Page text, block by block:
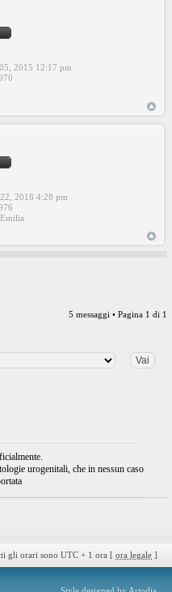
2015 12:17 pm
2018 4:28 pm
5 messaggi • Pagina 1 di 1
urogenitali, che in nessun caso
gli orari sono UTC + 1 ora [ ora legale ]